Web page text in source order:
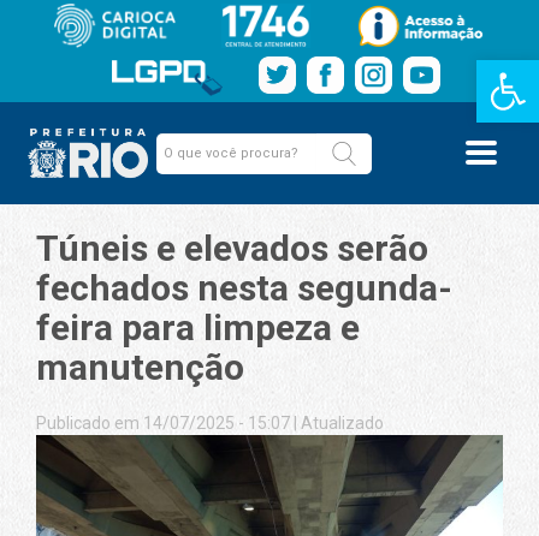
Barra de
Túneis e elevados serão
fechados nesta segunda-
feira para limpeza e
manutenção
Publicado em 14/07/2025 - 15:07 Atualizado